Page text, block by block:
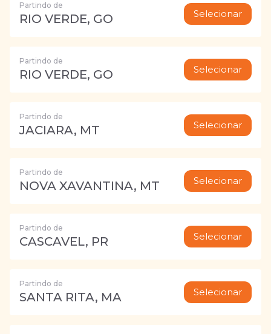
Partindo de
RIO VERDE, GO Selecionar
Partindo de
RIO VERDE, GO Selecionar
Partindo de
JACIARA, MT Selecionar
Partindo de
NOVA XAVANTINA, MT Selecionar
Partindo de
CASCAVEL, PR Selecionar
Partindo de
SANTA RITA, MA Selecionar